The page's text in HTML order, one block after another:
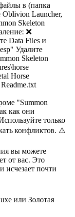
в (папка
Oblivion Launcher,
Skeleton
❌
Data Files и
Удалите
Skeleton
Horse
"Summon
как они
только
конфликтов. ⚠️
вы можете
от вас. Это
исчезает почти
или Золотая